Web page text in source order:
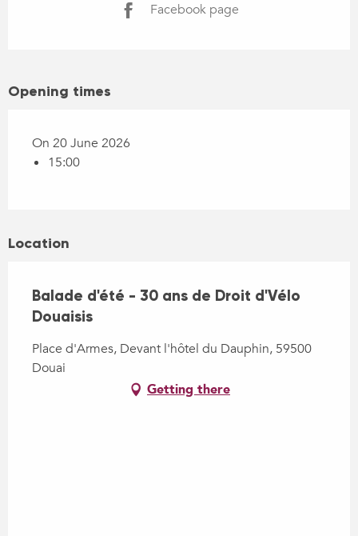
Facebook page
Opening times
On 20 June 2026
15:00
Location
Balade d'été - 30 ans de Droit d'Vélo
Douaisis
Place d'Armes, Devant l'hôtel du Dauphin, 59500
Douai
Getting there